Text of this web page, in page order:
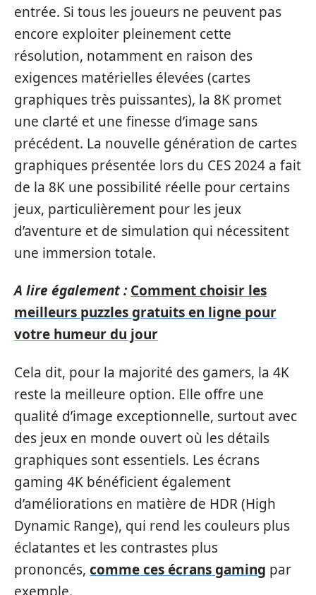
entrée. Si tous les joueurs ne peuvent pas
encore exploiter pleinement cette
résolution, notamment en raison des
exigences matérielles élevées (cartes
graphiques très puissantes), la 8K promet
une clarté et une finesse d’image sans
précédent. La nouvelle génération de cartes
graphiques présentée lors du CES 2024 a fait
de la 8K une possibilité réelle pour certains
jeux, particulièrement pour les jeux
d’aventure et de simulation qui nécessitent
une immersion totale.
A lire également : Comment choisir les
meilleurs puzzles gratuits en ligne pour
votre humeur du jour
Cela dit, pour la majorité des gamers, la 4K
reste la meilleure option. Elle offre une
qualité d’image exceptionnelle, surtout avec
des jeux en monde ouvert où les détails
graphiques sont essentiels. Les écrans
gaming 4K bénéficient également
d’améliorations en matière de HDR (High
Dynamic Range), qui rend les couleurs plus
éclatantes et les contrastes plus
prononcés, comme ces écrans gaming par
exemple.